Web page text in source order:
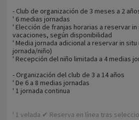
- Club de organización de 3 meses a 2
' 6 medias jornadas
' Elección de franjas horarias a reservar
vacaciones, según disponibilidad
' Media jornada adicional a reservar in
jornada/niño)
' Recepción del niño limitada a 4 medias
- Organización del club de 3 a 14 años
' De 6 a 8 medias jornadas
' 1 jornada continua
' 1 velada ✔ Reserva en línea tras